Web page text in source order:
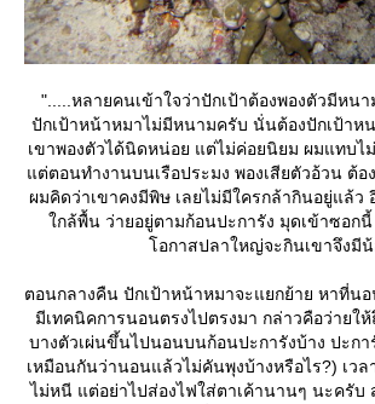
".....หลายคนเข้าใจว่าปักเป้าต้องพองตัวมีหน
ปักเป้าหน้าหมาไม่มีหนามครับ นั่นต้องปักเป้าห
เขาพองตัวได้นิดหน่อย แต่ไม่ค่อยนิยม ผมแทบไม่
ต่ตอนทำงานบนเรือประมง พองเสียตัวอ้วน ต้อ
ผมคิดว่าเขาคงมีพิษ เลยไม่มีใครกล้ากินอยู่แล้ว
กล้พื้น ว่ายอยู่ตามก้อนปะการัง มุดเข้าซอก
อกาสปลาใหญ่จะกินเขาจึงมี
ตอนกลางคืน ปักเป้าหน้าหมาจะแยกย้าย หาที่น
มีเทคนิคการนอนตรงไปตรงมา กล่าวคือว่ายใ
บางตัวเผ่นขึ้นไปนอนบนก้อนปะการังบ้าง ปะกา
เหมือนกันว่านอนแล้วไม่คันพุงบ้างหรือไร?) เวล
ไม่หนี แต่อย่าไปส่องไฟใส่ตาเค้านานๆ นะครับ